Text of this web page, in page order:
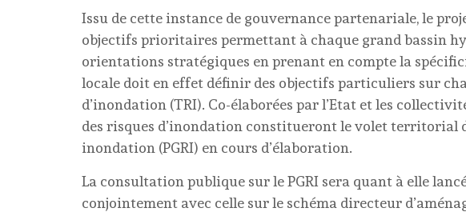
Issu de cette instance de gouvernance partenariale, le
objectifs prioritaires permettant à chaque grand bassin
orientations stratégiques en prenant en compte la
locale doit en effet définir des objectifs particuliers sur
d’inondation (TRI). Co-élaborées par l’Etat et les
des risques d’inondation constitueront le volet territorial
inondation (PGRI) en cours d’élaboration.
La consultation publique sur le PGRI sera quant à elle
conjointement avec celle sur le schéma directeur